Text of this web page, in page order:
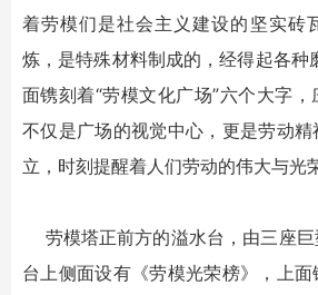
着劳模们是社会主义建设的坚实砖
炼，是特殊材料制成的，经得起各种
面镌刻着“劳模文化广场”六个大字
不仅是广场的视觉中心，更是劳动
立，时刻提醒着人们劳动的伟大与光荣
劳模塔正前方的溢水台，由三座巨
台上侧面设有《劳模光荣榜》，上